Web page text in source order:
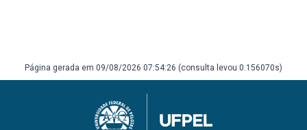
Página gerada em 09/08/2026 07:54:26 (consulta levou 0.156070s)